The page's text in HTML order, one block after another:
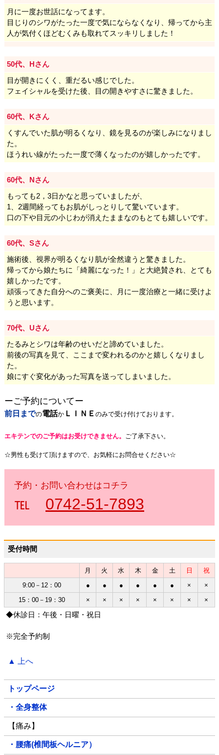
月に一度お世話になってます。
目じりのシワがたった一度で気にならなくなり、帰ってから主
人が気付くほどむくみも取れてスッキリしました！
50代、Hさん
目が開きにくく、重だるい感じでした。
フェイシャルを受けた後、目の開きやすさに驚きました。
60代、Kさん
くすんでいた肌が明るくなり、鏡を見るのが楽しみになりまし
た。
ほうれい線がたった一度で薄くなったのが嬉しかったです。
60代、Nさん
もっても2，3日かなと思っていましたが、
1、2週間経ってもお肌がしっとりして驚いています。
口の下や目元の小じわが消えたままなのもとても嬉しいです。
60代、Sさん
施術後、視界が明るくなり肌が全然違うと驚きました。
帰ってから娘たちに「綺麗になった！」と大絶賛され、とても
嬉しかったです。
頑張ってきた自分へのご褒美に、月に一度治療と一緒に受けよ
うと思います。
70代、Uさん
たるみとシワは年齢のせいだと諦めていました。
前後の写真を見て、ここまで変われるのかと嬉しくなりまし
た。
娘にすぐ変化があった写真を送ってしまいました。
ーご予約についてー
前日までの電話か ＬＩＮＥのみで受け付けております。
エキテンでのご予約はお受けできません。 ご了承下さい。
☆男性も受けて頂けますので、お気軽にお問合せください☆
予約・お問い合わせはコチラ
℡ 0742-51-7893
受付時間
月 火 水 木 金 土 日
祝
9:00－12：00
● ● ● ● ● ● ×
×
15：00－19：30
× × × × × × × ×
◆休診日：午後・日曜・祝日
※完全予約制
▲ 上へ
トップページ
・全身整体
【痛み】
・腰痛(椎間板ヘルニア）